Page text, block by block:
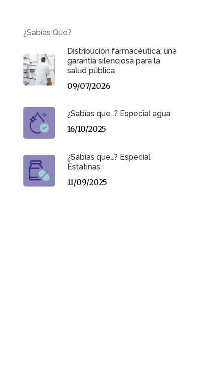
¿Sabías Que?
Distribución farmacéutica: una
garantía silenciosa para la
salud pública
09/07/2026
¿Sabías que…? Especial agua
16/10/2025
¿Sabías que…? Especial
Estatinas
11/09/2025